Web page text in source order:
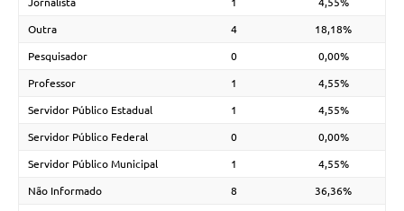
Jornalista 1 4,55%
Outra 4 18,18%
Pesquisador 0 0,00%
Professor 1 4,55%
Servidor Público Estadual 1 4,55%
Servidor Público Federal 0 0,00%
Servidor Público Municipal 1 4,55%
Não Informado 8 36,36%